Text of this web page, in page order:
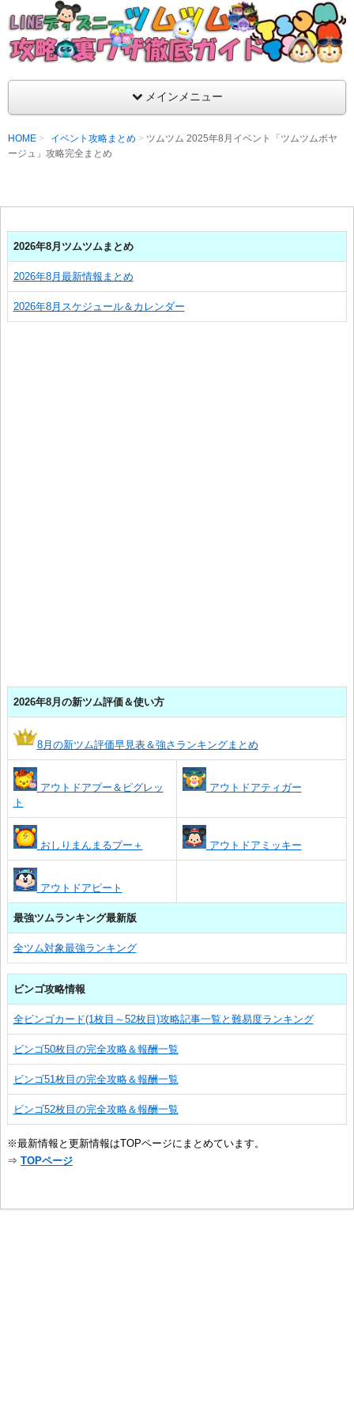
LINEディズニー ツムツム攻略・裏ワザ徹底
支持率No1！痒いところに手が届くツムツム攻略サイト！新ツ
ラ評価も丁寧に解説！ツムツムを120％楽しめるサイトを目指し
メインメニュー
HOME イベント攻略まとめ
ツムツム 2025年8月イベント「ツムツムボヤ
ージュ」攻略完全まとめ
2026年8月ツムツムまとめ
2026年8月最新情報まとめ
2026年8月スケジュール＆カレンダー
2026年8月の新ツム評価＆使い方
8月の新ツム評価早見表＆強さランキングまとめ
アウトドアプー＆ピグレッ
ト
アウトドアティガー
おしりまんまるプー＋ アウトドアミッキー
アウトドアピート
最強ツムランキング最新版
全ツム対象最強ランキング
ビンゴ攻略情報
全ビンゴカード(1枚目～52枚目)攻略記事一覧と難易度ランキング
ビンゴ50枚目の完全攻略＆報酬一覧
ビンゴ51枚目の完全攻略＆報酬一覧
ビンゴ52枚目の完全攻略＆報酬一覧
※最新情報と更新情報はTOPページにまとめています。
⇒ TOPページ